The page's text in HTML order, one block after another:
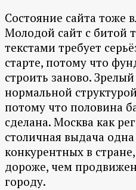
Состояние сайта тоже
Молодой сайт с битой
текстами требует
старте, потому что
строить заново.
нормальной
потому что половина
сделана. Москва как
столичная выдача
конкурентных в
дороже, чем
городу.